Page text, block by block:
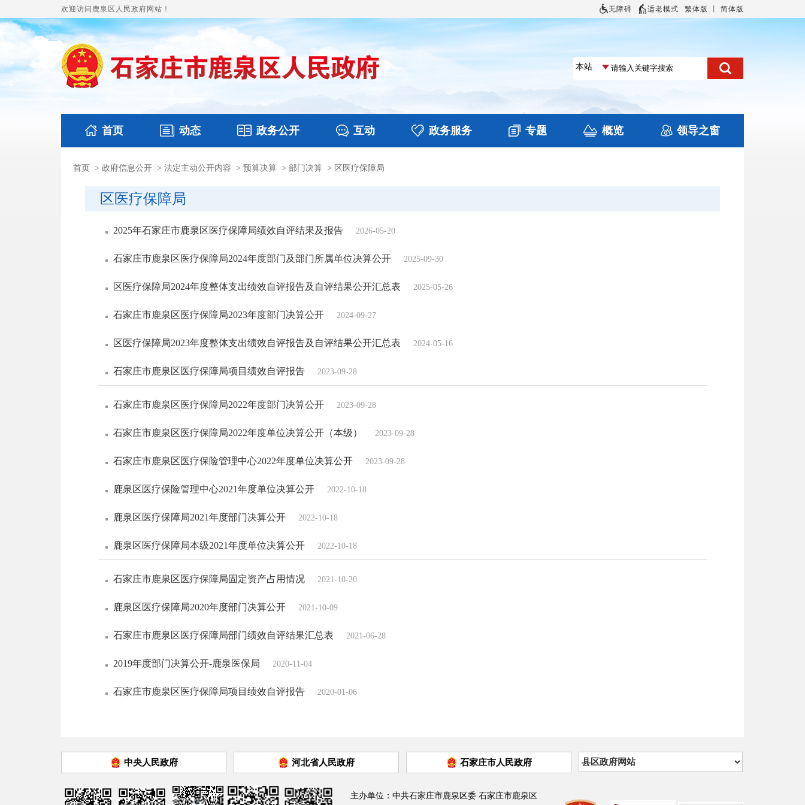
欢迎访问鹿泉区人民政府网站！ 无障碍 适老模式 繁体版 简体版
首页 动态
国务要闻 鹿泉要闻 图片新闻 视频播报
政务公开
本区文件 财政预决算
互动
政务咨询
政务服务 专题
涉企收费目录清单
概览 领导之窗
首页 > 政府信息公开 > 法定主动公开内容 > 预算决算 > 部门决算 > 区医疗保障局
区医疗保障局
2025年石家庄市鹿泉区医疗保障局绩效自评结果及报告 2026-05-20
石家庄市鹿泉区医疗保障局2024年度部门及部门所属单位决算公开 2025-09-30
区医疗保障局2024年度整体支出绩效自评报告及自评结果公开汇总表 2025-05-26
石家庄市鹿泉区医疗保障局2023年度部门决算公开 2024-09-27
区医疗保障局2023年度整体支出绩效自评报告及自评结果公开汇总表 2024-05-16
石家庄市鹿泉区医疗保障局项目绩效自评报告 2023-09-28
石家庄市鹿泉区医疗保障局2022年度部门决算公开 2023-09-28
石家庄市鹿泉区医疗保障局2022年度单位决算公开（本级） 2023-09-28
石家庄市鹿泉区医疗保险管理中心2022年度单位决算公开 2023-09-28
鹿泉区医疗保险管理中心2021年度单位决算公开 2022-10-18
鹿泉区医疗保障局2021年度部门决算公开 2022-10-18
鹿泉区医疗保障局本级2021年度单位决算公开 2022-10-18
石家庄市鹿泉区医疗保障局固定资产占用情况 2021-10-20
鹿泉区医疗保障局2020年度部门决算公开 2021-10-09
石家庄市鹿泉区医疗保障局部门绩效自评结果汇总表 2021-06-28
2019年度部门决算公开-鹿泉医保局 2020-11-04
石家庄市鹿泉区医疗保障局项目绩效自评报告 2020-01-06